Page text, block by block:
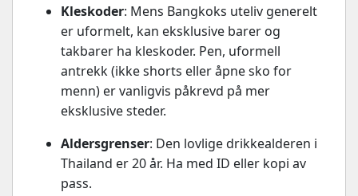
Kleskoder: Mens Bangkoks uteliv generelt
er uformelt, kan eksklusive barer og
takbarer ha kleskoder. Pen, uformell
antrekk (ikke shorts eller åpne sko for
menn) er vanligvis påkrevd på mer
eksklusive steder.
Aldersgrenser: Den lovlige drikkealderen i
Thailand er 20 år. Ha med ID eller kopi av
pass.